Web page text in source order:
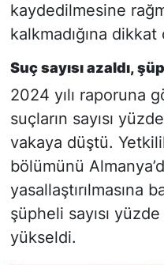
kaydedilmesine
kalkmadığına dikkat
Suç sayısı azaldı,
2024 yılı raporuna
suçların sayısı yüzde
vakaya düştü.
bölümünü
yasallaştırılmasına
şüpheli sayısı yüzde
yükseldi.